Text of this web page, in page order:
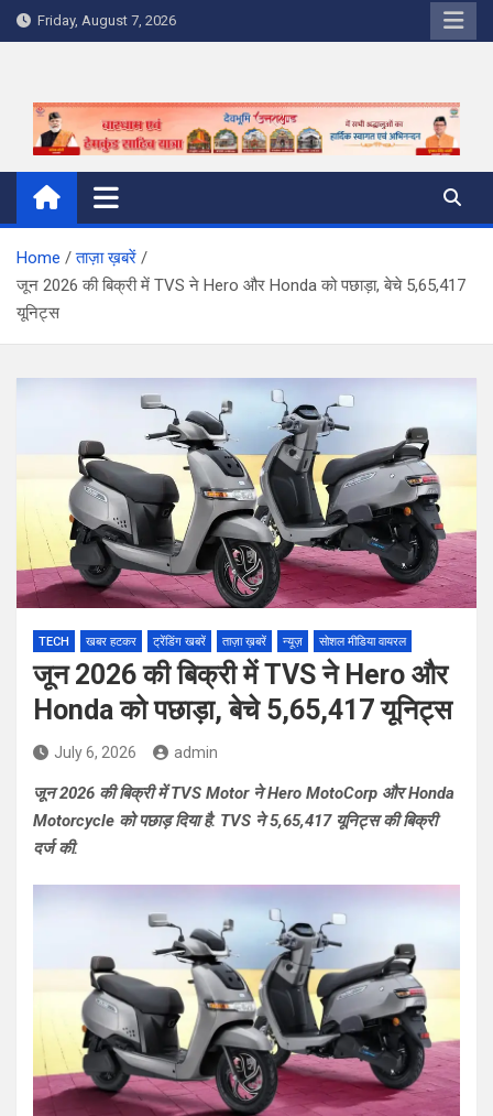
Skip
to
Friday, August 7, 2026
Home
ताज़ा ख़बरें
जून 2026 की बिक्री में TVS ने Hero और Honda को पछाड़ा, बेचे 5,65,417
यूनिट्स
TECH खबर हटकर ट्रेंडिंग खबरें ताज़ा ख़बरें न्यूज़ सोशल मीडिया वायरल
जून 2026 की बिक्री में TVS ने Hero और
Honda को पछाड़ा, बेचे 5,65,417 यूनिट्स
July 6, 2026 admin
जून 2026 की बिक्री में TVS Motor ने Hero MotoCorp और Honda
Motorcycle को पछाड़ दिया है. TVS ने 5,65,417 यूनिट्स की बिक्री
दर्ज की.